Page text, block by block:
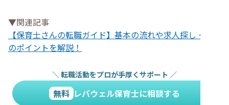
▼関連記事
【保育士さんの転職ガイド】基本の流れや求人探し・面接
のポイントを解説！
＼ 転職活動をプロが手厚くサポート ／
無料 レバウェル保育士に相談する